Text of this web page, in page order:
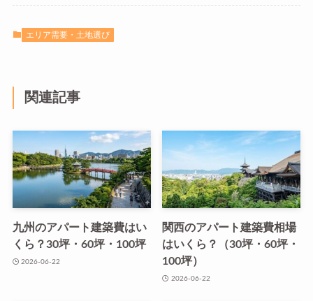
エリア需要・土地選び
関連記事
九州のアパート建築費はい
くら？30坪・60坪・100坪
2026-06-22
関西のアパート建築費相場
はいくら？（30坪・60坪・
100坪）
2026-06-22